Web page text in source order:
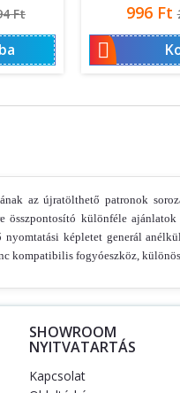
Ft Ár
996 Ft

az újratölthető patronok
összpontosító különféle
képletet generál
kompatibilis fogyóeszköz,
SHOWROOM
NYITVATARTÁS
Kapcsolat